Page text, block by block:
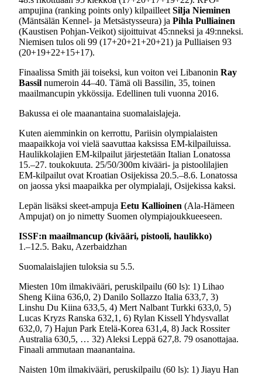
ampujina (ranking points only) kilpailleet Silja Nieminen
(Mäntsälän Kennel- ja Metsästysseura) ja Pihla Pulliainen
(Kaustisen Pohjan-Veikot) sijoittuivat 45:nneksi ja 49:nneksi.
Niemisen tulos oli 99 (17+20+21+20+21) ja Pulliaisen 93
(20+19+22+15+17).
Finaalissa Smith jäi toiseksi, kun voiton vei Libanonin Ray
Bassil numeroin 44–40. Tämä oli Bassilin, 35, toinen
maailmancupin ykkössija. Edellinen tuli vuonna 2016.
Bakussa ei ole maanantaina suomalaislajeja.
Kuten aiemminkin on kerrottu, Pariisin olympialaisten
maapaikkoja voi vielä saavuttaa kaksissa EM-kilpailuissa.
Haulikkolajien EM-kilpailut järjestetään Italian Lonatossa
15.–27. toukokuuta. 25/50/300m kivääri- ja pistoolilajien
EM-kilpailut ovat Kroatian Osijekissa 20.5.–8.6. Lonatossa
on jaossa yksi maapaikka per olympialaji, Osijekissa kaksi.
Lepän lisäksi skeet-ampuja Eetu Kallioinen (Ala-Hämeen
Ampujat) on jo nimetty Suomen olympiajoukkueeseen.
ISSF:n maailmancup (kivääri, pistooli, haulikko)
1.–12.5. Baku, Azerbaidzhan
Suomalaislajien tuloksia su 5.5.
Miesten 10m ilmakivääri, peruskilpailu (60 ls): 1) Lihao
Sheng Kiina 636,0, 2) Danilo Sollazzo Italia 633,7, 3)
Linshu Du Kiina 633,5, 4) Mert Nalbant Turkki 633,0, 5)
Lucas Kryzs Ranska 632,1, 6) Rylan Kissell Yhdysvallat
632,0, 7) Hajun Park Etelä-Korea 631,4, 8) Jack Rossiter
Australia 630,5, … 32) Aleksi Leppä 627,8. 79 osanottajaa.
Finaali ammutaan maanantaina.
Naisten 10m ilmakivääri, peruskilpailu (60 ls): 1) Jiayu Han